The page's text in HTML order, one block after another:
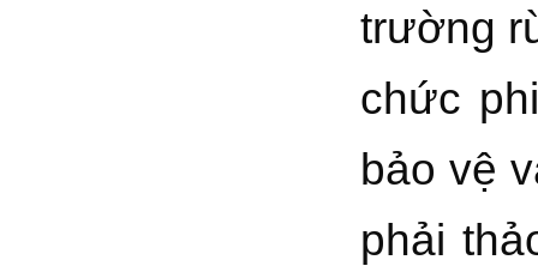
trường
chức
bảo vệ
phải